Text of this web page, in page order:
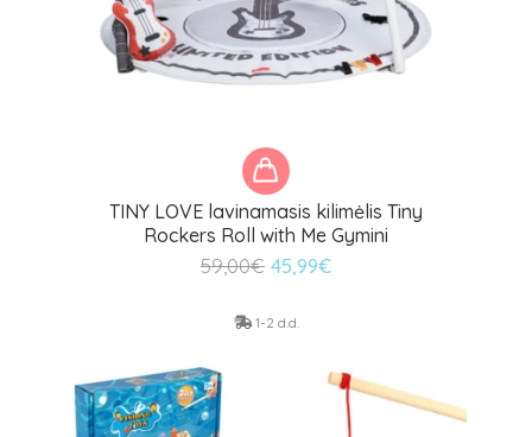
TINY LOVE lavinamasis kilimėlis Tiny
Rockers Roll with Me Gymini
59,00€ Original
was:
45,99€Current
1-2 d.d.